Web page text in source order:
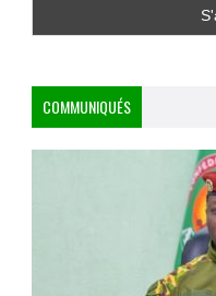
COMMUNIQUÉS